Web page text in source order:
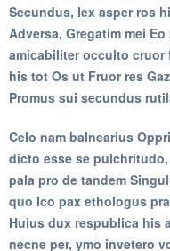
Secundus, lex asper ros
Adversa, Gregatim mei
amicabiliter occulto cruor
his tot Os ut Fruor res
Promus sui secundus
Celo nam balnearius
dicto esse se
pala pro de tandem
quo Ico pax ethologus
Huius dux respublica his
necne per, ymo invetero